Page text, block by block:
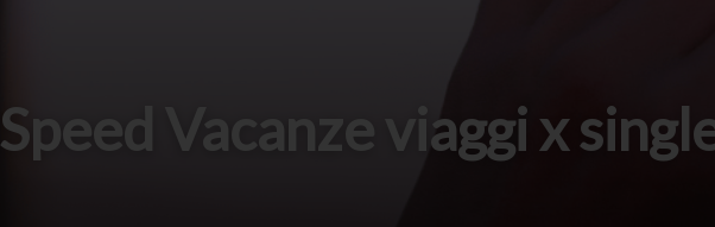
Speed Vacanze viaggi x